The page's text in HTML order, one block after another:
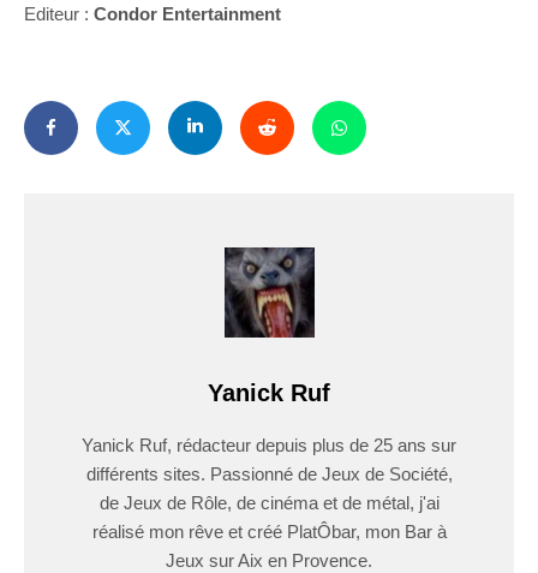
Editeur : Condor Entertainment
Yanick Ruf
Yanick Ruf, rédacteur depuis plus de 25 ans sur
différents sites. Passionné de Jeux de Société,
de Jeux de Rôle, de cinéma et de métal, j'ai
réalisé mon rêve et créé PlatÔbar, mon Bar à
Jeux sur Aix en Provence.